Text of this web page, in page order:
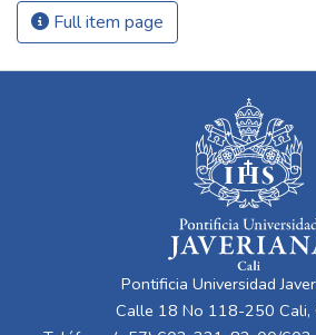
Full item page
Pontificia Universidad
Calle 18 No 118-250 Cali,